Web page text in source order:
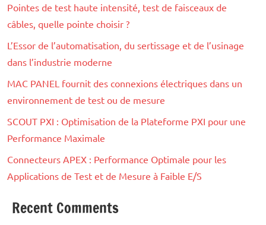
Pointes de test haute intensité, test de faisceaux de
câbles, quelle pointe choisir ?
L’Essor de l’automatisation, du sertissage et de l’usinage
dans l’industrie moderne
MAC PANEL fournit des connexions électriques dans un
environnement de test ou de mesure
SCOUT PXI : Optimisation de la Plateforme PXI pour une
Performance Maximale
Connecteurs APEX : Performance Optimale pour les
Applications de Test et de Mesure à Faible E/S
Recent Comments